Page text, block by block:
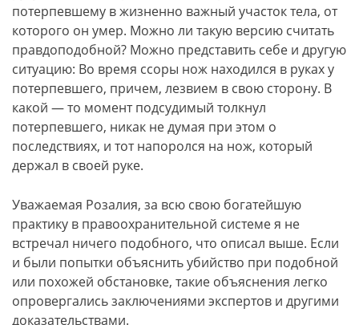
потерпевшему в жизненно важный участок тела, от
которого он умер. Можно ли такую версию считать
правдоподобной? Можно представить себе и другую
ситуацию: Во время ссоры нож находился в руках у
потерпевшего, причем, лезвием в свою сторону. В
какой — то момент подсудимый толкнул
потерпевшего, никак не думая при этом о
последствиях, и тот напоролся на нож, который
держал в своей руке.
Уважаемая Розалия, за всю свою богатейшую
практику в правоохранительной системе я не
встречал ничего подобного, что описал выше. Если
и были попытки объяснить убийство при подобной
или похожей обстановке, такие объяснения легко
опровергались заключениями экспертов и другими
доказательствами.